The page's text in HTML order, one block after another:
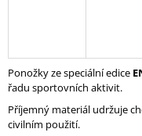
Ponožky ze speciální edice
řadu sportovních aktivit.
Příjemný materiál udržuje
civilním použití.
P
O
R
U
Č